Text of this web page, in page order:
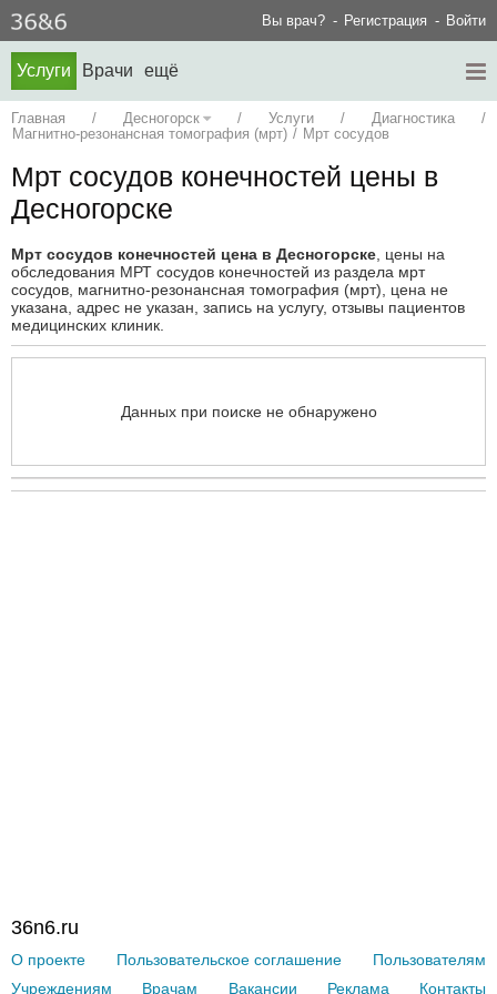
Вы врач? Регистрация Войти
Услуги Врачи ещё
Главная / Десногорск / Услуги / Диагностика
/
Магнитно-резонансная томография (мрт) / Мрт сосудов
Мрт сосудов конечностей цены в
Десногорске
Мрт сосудов конечностей цена в Десногорске, цены на
обследования МРТ сосудов конечностей из раздела мрт
сосудов, магнитно-резонансная томография (мрт), цена не
указана, адрес не указан, запись на услугу, отзывы пациентов
медицинских клиник.
Данных при поиске не обнаружено
36n6.ru
О проекте Пользовательское соглашение
Пользователям
Учреждениям
Врачам Вакансии Реклама Контакты